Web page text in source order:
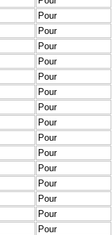
Pour
Pour
Pour
Pour
Pour
Pour
Pour
Pour
Pour
Pour
Pour
Pour
Pour
Pour
Pour